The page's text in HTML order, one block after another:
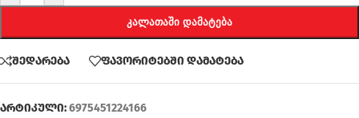
ᲙᲐᲚᲐᲗᲐᲨᲘ ᲓᲐᲛᲐᲢᲔᲑᲐ
შედარება ფავორიტებში დამატება
არტიკული:6975451224166